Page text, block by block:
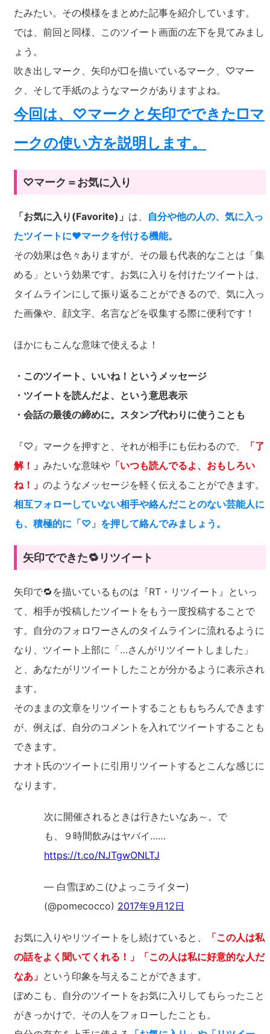
たみたい。その模様をまとめた記事を紹介しています。
では、前回と同様、このツイート画面の左下を見てみまし
ょう。
吹き出しマーク、矢印が□を描いているマーク、♡マー
ク、そして手紙のようなマークがありますよね。
今回は、♡マークと矢印でできた□マ
ークの使い方を説明します。
♡マーク＝お気に入り
「お気に入り(Favorite)」 は、 自分や他の人の、気に入っ
たツイートに♥マークを付ける機能。
その効果は色々ありますが、その最も代表的なことは「集
める」という効果です。お気に入りを付けたツイートは、
タイムラインにして振り返ることができるので、気に入っ
た画像や、顔文字、名言などを収集する際に便利です！
ほかにもこんな意味で使えるよ！
・このツイート、いいね！というメッセージ
・ツイートを読んだよ、という意思表示
・会話の最後の締めに。スタンプ代わりに使うことも
『♡』マークを押すと、それが相手にも伝わるので、
「了
解！」 みたいな意味や 「いつも読んでるよ、おもしろい
ね！」 のようなメッセージを軽く伝えることができます。
相互フォローしていない相手や絡んだことのない芸能人に
も、積極的に「♡」を押して絡んでみましょう。
矢印でできた🔁リツイート
矢印で🔁を描いているものは『RT・リツイート』といっ
て、相手が投稿したツイートをもう一度投稿することで
す。自分のフォロワーさんのタイムラインに流れるように
なり、ツイート上部に「…さんがリツイートしました」
と、あなたがリツイートしたことが分かるように表示され
ます。
そのままの文章をリツイートすることももちろんできます
が、例えば、自分のコメントを入れてツイートすることも
できます。
ナオト氏のツイートに引用リツイートするとこんな感じに
なります。
次に開催されるときは行きたいなあ～。で
も、９時間飲みはヤバイ……
https://t.co/NJTgwONLTJ
— 白雪ぽめこ(ひよっこライター)
(@pomecocco) 2017年9月12日
お気に入りやリツイートをし続けていると、
「この人は私
の話をよく聞いてくれる！」「この人は私に好意的な人だ
なあ」 という印象を与えることができます。
ぽめこも、自分のツイートをお気に入りしてもらったこと
がきっかけで、その人をフォローしたことも。